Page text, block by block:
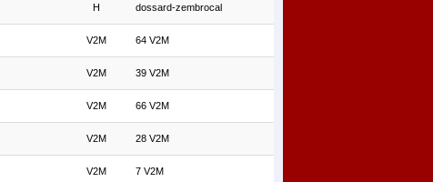
H dossard-zembrocal
V2M 64 V2M
V2M 39 V2M
V2M 66 V2M
V2M 28 V2M
V2M 7 V2M